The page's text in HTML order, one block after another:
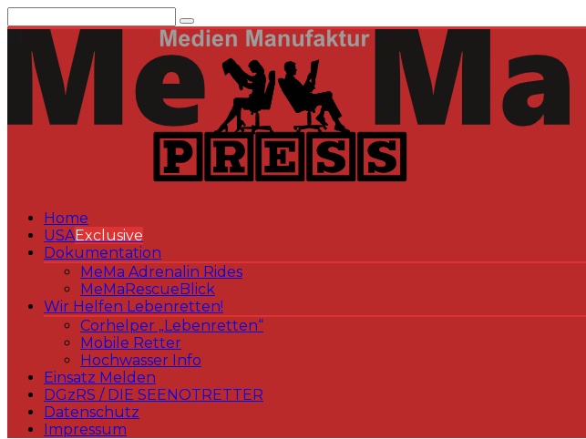
Inhalt
springen
Home
USAExclusive
Dokumentation
MeMa Adrenalin Rides
MeMaRescueBlick
Wir Helfen Lebenretten!
Corhelper „Lebenretten“
Mobile Retter
Hochwasser Info
Einsatz Melden
DGzRS / DIE SEENOTRETTER
Datenschutz
Impressum